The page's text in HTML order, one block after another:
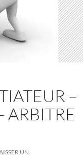
–
ARBITRE
UN